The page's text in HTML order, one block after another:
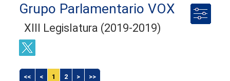
Grupo Parlamentario VOX
XIII Legislatura (2019-2019)
<< < 1 2 > >>